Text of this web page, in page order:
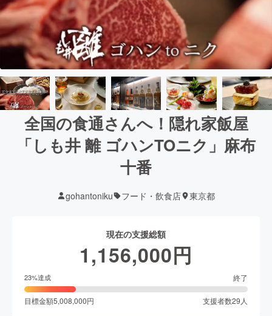
全国の食通さんへ！隠れ家飯屋
「しも井 離 ゴハンTOニク」麻布
十番
gohantoniku フード・飲食店 東京都
現在の支援総額
1,156,000円
23%達成 終了
目標金額5,008,000円 支援者数29 人